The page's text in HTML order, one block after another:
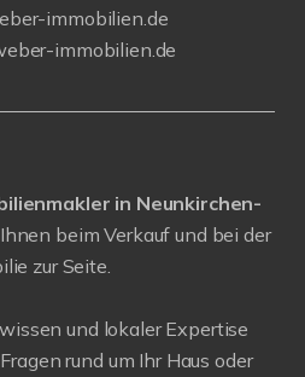
immobilien.de
immobilien.de
in Neunkirchen-
beim Verkauf und bei der
zur Seite.
und lokaler Expertise
rund um Ihr Haus oder